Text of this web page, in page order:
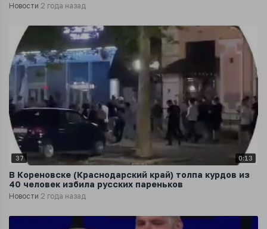
Новости 2 года назад
37 0:13
В Кореновске (Краснодарский край) толпа курдов из
40 человек избила русских пареньков
Новости 2 года назад